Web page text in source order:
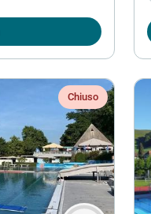
Chiuso